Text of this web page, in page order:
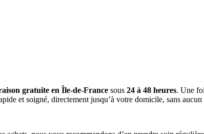
gratuite en Île-de-France sous 24 à 48 heures. Une
et soigné, directement jusqu’à votre domicile, sans